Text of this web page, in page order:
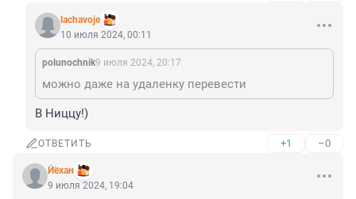
lachavoje
10 июля 2024, 00:11
polunochnik9 июля 2024, 20:17
можно даже на удаленку перевести
В Ниццу!)
ОТВЕТИТЬ +1 –0
Йёхан
9 июля 2024, 19:04